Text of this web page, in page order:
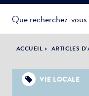
ACCUEIL ARTICLES
VIE LOCALE